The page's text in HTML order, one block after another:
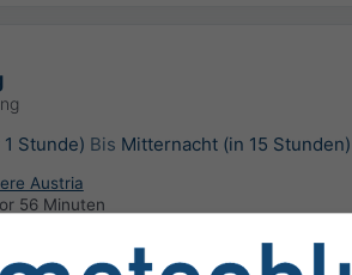
Stunde) Bis Mitternacht (in 15 Stunden)
Austria
56 Minuten